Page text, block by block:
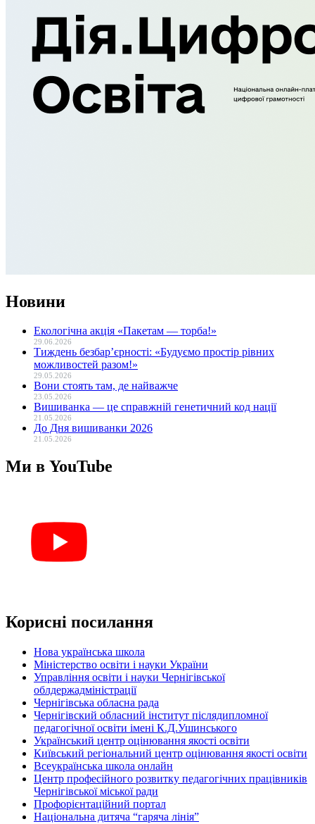
Новини
Екологічна акція «Пакетам — торба!»
29.06.2026
Тиждень безбар’єрності: «Будуємо простір рівних
можливостей разом!»
29.05.2026
Вони стоять там, де найважче
23.05.2026
Вишиванка — це справжній генетичний код нації
21.05.2026
До Дня вишиванки 2026
21.05.2026
Ми в YouTube
Корисні посилання
Нова українська школа
Міністерство освіти і науки України
Управління освіти і науки Чернігівської
облдержадміністрації
Чернігівська обласна рада
Чернігівский обласний інститут післядипломної
педагогічної освіти імені К.Д.Ушинського
Український центр оцінювання якості освіти
Київський регіональний центр оцінювання якості освіти
Всеукраїнська школа онлайн
Центр професійного розвитку педагогічних працівників
Чернігівської міської ради
Профорієнтаційний портал
Національна дитяча “гаряча лінія”